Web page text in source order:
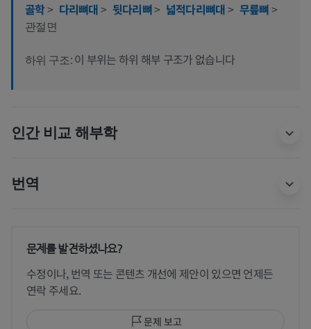
골학> 다리뼈대> 뒷다리뼈> 넓적다리뼈대> 무릎뼈>
관절면
하위 구조: 이 부위는 하위 해부 구조가 없습니다
인간 비교 해부학
번역
문제를 발견하셨나요?
수정이나, 번역 또는 콘텐츠 개선에 제안이 있으면 언제든
연락 주세요.
문제 보고